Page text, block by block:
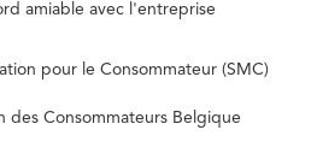
amiable avec l'entreprise
pour le Consommateur (SMC)
des Consommateurs Belgique